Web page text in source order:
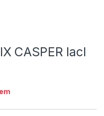
CASPER lacl